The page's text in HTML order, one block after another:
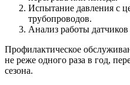
Испытание давления с
трубопроводов.
Анализ работы
Профилактическое
не реже одного раза в год,
сезона.